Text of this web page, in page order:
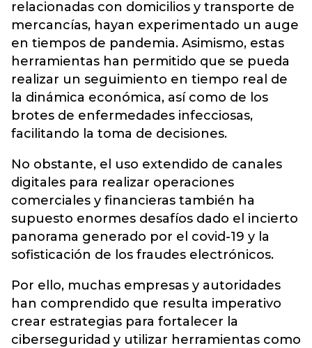
relacionadas con domicilios y transporte de
mercancías, hayan experimentado un auge
en tiempos de pandemia. Asimismo, estas
herramientas han permitido que se pueda
realizar un seguimiento en tiempo real de
la dinámica económica, así como de los
brotes de enfermedades infecciosas,
facilitando la toma de decisiones.
No obstante, el uso extendido de canales
digitales para realizar operaciones
comerciales y financieras también ha
supuesto enormes desafíos dado el incierto
panorama generado por el covid-19 y la
sofisticación de los fraudes electrónicos.
Por ello, muchas empresas y autoridades
han comprendido que resulta imperativo
crear estrategias para fortalecer la
ciberseguridad y utilizar herramientas como